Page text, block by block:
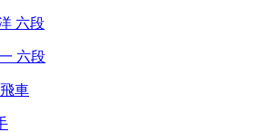
六段
六段
車